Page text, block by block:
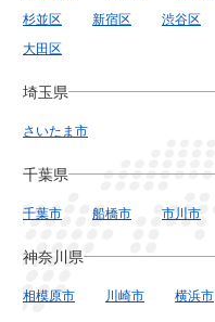
杉並区
新宿区 渋谷区
大田区
埼玉県
さいたま市
千葉県
千葉市 船橋市 市川市
神奈川県
相模原市 川崎市 横浜市